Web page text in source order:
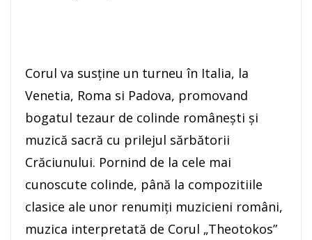
Corul va susține un turneu în Italia, la
Venetia, Roma si Padova, promovand
bogatul tezaur de colinde românești și
muzică sacră cu prilejul sărbătorii
Crăciunului. Pornind de la cele mai
cunoscute colinde, până la compozitiile
clasice ale unor renumiți muzicieni români,
muzica interpretată de Corul „Theotokos”